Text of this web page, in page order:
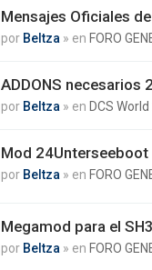
Mensajes Oficiales de
por Beltza » en FORO
ADDONS necesarios
por Beltza » en DCS World
Mod 24Unterseeboot
por Beltza » en FORO
Megamod para el
por Beltza » en FORO